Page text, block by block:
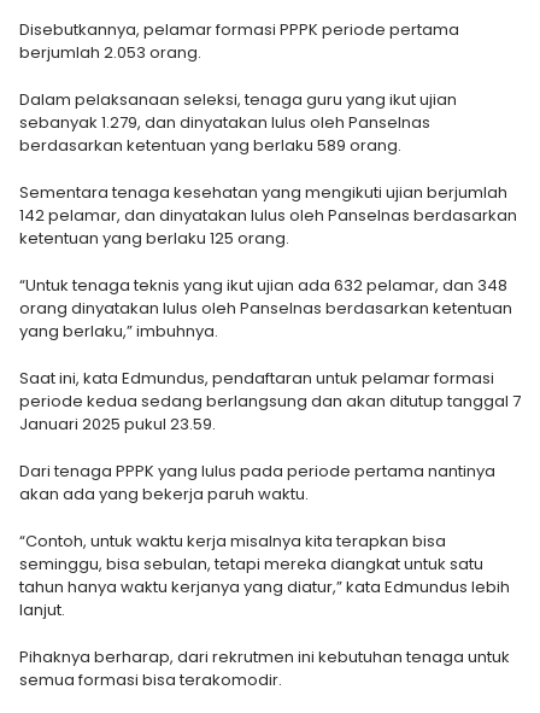
Disebutkannya, pelamar formasi PPPK periode pertama
berjumlah 2.053 orang.
Dalam pelaksanaan seleksi, tenaga guru yang ikut ujian
sebanyak 1.279, dan dinyatakan lulus oleh Panselnas
berdasarkan ketentuan yang berlaku 589 orang.
Sementara tenaga kesehatan yang mengikuti ujian berjumlah
142 pelamar, dan dinyatakan lulus oleh Panselnas berdasarkan
ketentuan yang berlaku 125 orang.
“Untuk tenaga teknis yang ikut ujian ada 632 pelamar, dan 348
orang dinyatakan lulus oleh Panselnas berdasarkan ketentuan
yang berlaku,” imbuhnya.
Saat ini, kata Edmundus, pendaftaran untuk pelamar formasi
periode kedua sedang berlangsung dan akan ditutup tanggal 7
Januari 2025 pukul 23.59.
Dari tenaga PPPK yang lulus pada periode pertama nantinya
akan ada yang bekerja paruh waktu.
“Contoh, untuk waktu kerja misalnya kita terapkan bisa
seminggu, bisa sebulan, tetapi mereka diangkat untuk satu
tahun hanya waktu kerjanya yang diatur,” kata Edmundus lebih
lanjut.
Pihaknya berharap, dari rekrutmen ini kebutuhan tenaga untuk
semua formasi bisa terakomodir.